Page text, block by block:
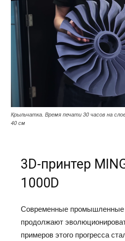
Крыльчатка. Время печати 30 часов на
40 см
3D-принтер
1000D
Современные промышленные
продолжают
примеров этого прогресса